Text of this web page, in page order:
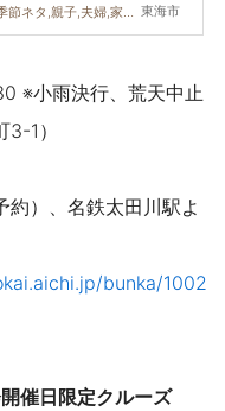
東海市
観光,まちネタ,季節ネタ,親子,夫婦,家族,カップル,友人,花火
※小雨決行、荒天中止
1）
）、名鉄太田川駅よ
bunka/1002
催日限定クルーズ